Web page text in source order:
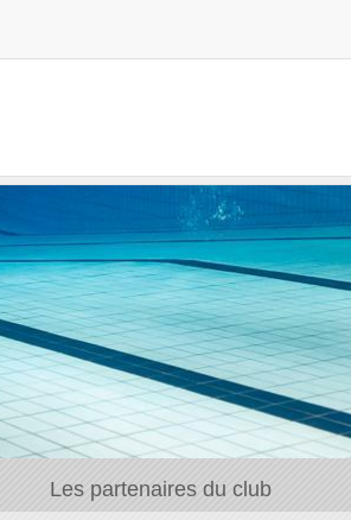
Les partenaires du club